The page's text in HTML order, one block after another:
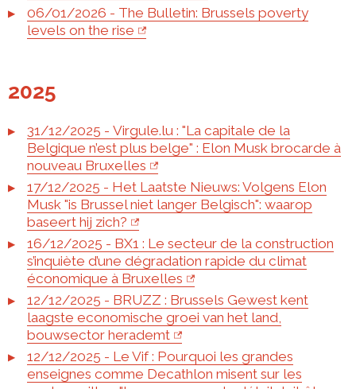
06/01/2026 - The Bulletin: Brussels poverty
levels on the rise
2025
31/12/2025 - Virgule.lu : "La capitale de la
Belgique n’est plus belge" : Elon Musk brocarde à
nouveau Bruxelles
17/12/2025 - Het Laatste Nieuws: Volgens Elon
Musk "is Brussel niet langer Belgisch": waarop
baseert hij zich?
16/12/2025 - BX1 : Le secteur de la construction
s’inquiète d’une dégradation rapide du climat
économique à Bruxelles
12/12/2025 - BRUZZ : Brussels Gewest kent
laagste economische groei van het land,
bouwsector herademt
12/12/2025 - Le Vif : Pourquoi les grandes
enseignes comme Decathlon misent sur les